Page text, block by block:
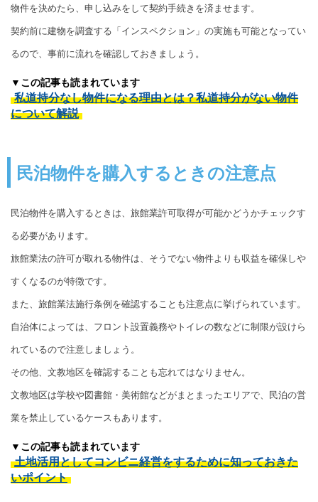
物件を決めたら、申し込みをして契約手続きを済ませます。
契約前に建物を調査する「インスペクション」の実施も可能となってい
るので、事前に流れを確認しておきましょう。
▼この記事も読まれています
私道持分なし物件になる理由とは？私道持分がない物件
について解説
民泊物件を購入するときの注意点
民泊物件を購入するときは、旅館業許可取得が可能かどうかチェックす
る必要があります。
旅館業法の許可が取れる物件は、そうでない物件よりも収益を確保しや
すくなるのが特徴です。
また、旅館業法施行条例を確認することも注意点に挙げられています。
自治体によっては、フロント設置義務やトイレの数などに制限が設けら
れているので注意しましょう。
その他、文教地区を確認することも忘れてはなりません。
文教地区は学校や図書館・美術館などがまとまったエリアで、民泊の営
業を禁止しているケースもあります。
▼この記事も読まれています
土地活用としてコンビニ経営をするために知っておきた
いポイント